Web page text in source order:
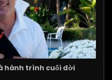
hành trình cuối đời